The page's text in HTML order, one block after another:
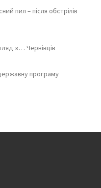
пил – після обстрілів
з… Чернівців
програму